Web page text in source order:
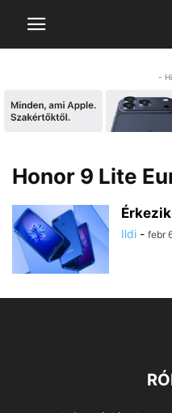
-
Honor 9 Lite
Ildi - febr